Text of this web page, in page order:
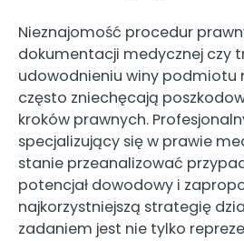
Nieznajomość procedur
dokumentacji medycznej czy
udowodnieniu winy podmiotu
często zniechęcają
kroków prawnych.
specjalizujący się w prawie
stanie przeanalizować
potencjał dowodowy i
najkorzystniejszą strategię
zadaniem jest nie tylko